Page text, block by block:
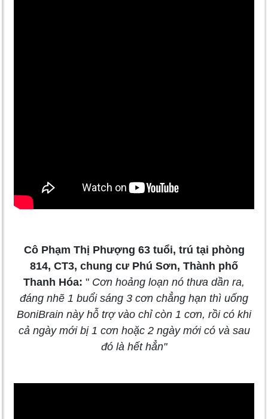
Cô Phạm Thị Phượng 63 tuổi, trú tại phòng
814, CT3, chung cư Phú Sơn, Thành phố
Thanh Hóa: " Cơn hoảng loạn nó thưa dần ra,
đáng nhẽ 1 buổi sáng 3 cơn chẳng hạn thì uống
BoniBrain này hỗ trợ vào chỉ còn 1 cơn, rồi có khi
cả ngày mới bị 1 cơn hoặc 2 ngày mới có và sau
đó là hết hẳn"